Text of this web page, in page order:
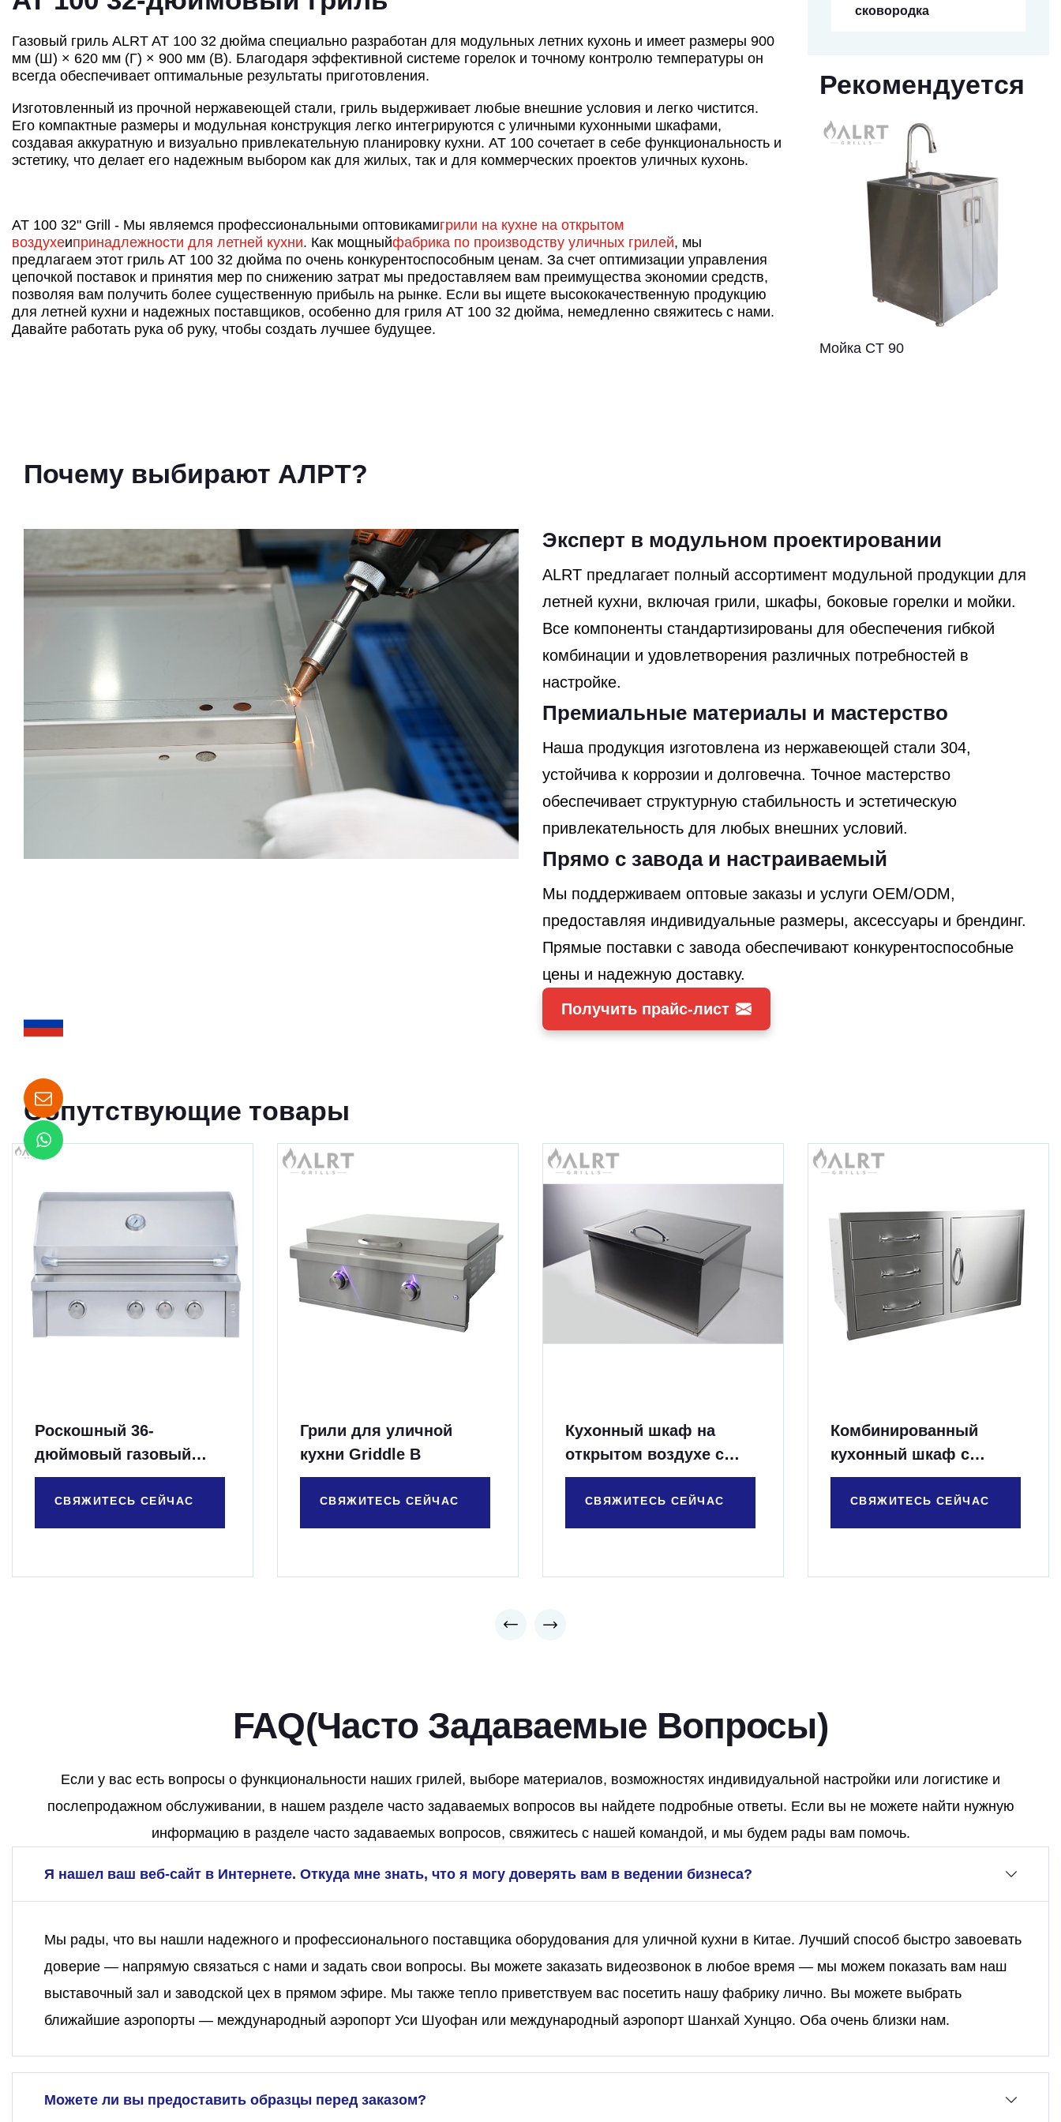
Газовый гриль ALRT AT 100 32 дюйма специально разработан для модульных летних кухонь и имеет размеры 900
мм (Ш) × 620 мм (Г) × 900 мм (В). Благодаря эффективной системе горелок и точному контролю температуры он
всегда обеспечивает оптимальные результаты приготовления.
Изготовленный из прочной нержавеющей стали, гриль выдерживает любые внешние условия и легко чистится.
Его компактные размеры и модульная конструкция легко интегрируются с уличными кухонными шкафами,
создавая аккуратную и визуально привлекательную планировку кухни. AT 100 сочетает в себе функциональность и
эстетику, что делает его надежным выбором как для жилых, так и для коммерческих проектов уличных кухонь.
AT 100 32" Grill - Мы являемся профессиональными оптовикамигрили на кухне на открытом
воздухеипринадлежности для летней кухни. Как мощныйфабрика по производству уличных грилей, мы
предлагаем этот гриль AT 100 32 дюйма по очень конкурентоспособным ценам. За счет оптимизации управления
цепочкой поставок и принятия мер по снижению затрат мы предоставляем вам преимущества экономии средств,
позволяя вам получить более существенную прибыль на рынке. Если вы ищете высококачественную продукцию
для летней кухни и надежных поставщиков, особенно для гриля AT 100 32 дюйма, немедленно свяжитесь с нами.
Давайте работать рука об руку, чтобы создать лучшее будущее.
сковородка
Рекомендуется
Мойка CT 90
Почему выбирают АЛРТ?
Эксперт в модульном проектировании
ALRT предлагает полный ассортимент модульной продукции для
летней кухни, включая грили, шкафы, боковые горелки и мойки.
Все компоненты стандартизированы для обеспечения гибкой
комбинации и удовлетворения различных потребностей в
настройке.
Премиальные материалы и мастерство
Наша продукция изготовлена ​​из нержавеющей стали 304,
устойчива к коррозии и долговечна. Точное мастерство
обеспечивает структурную стабильность и эстетическую
привлекательность для любых внешних условий.
Прямо с завода и настраиваемый
Мы поддерживаем оптовые заказы и услуги OEM/ODM,
предоставляя индивидуальные размеры, аксессуары и брендинг.
Прямые поставки с завода обеспечивают конкурентоспособные
цены и надежную доставку.
Получить прайс-лист
Сопутствующие товары
Роскошный 36-
дюймовый газовый
гриль с 3 H-образными
литыми горелками
СВЯЖИТЕСЬ СЕЙЧАС
Грили для уличной
кухни Griddle B
СВЯЖИТЕСЬ СЕЙЧАС
Кухонный шкаф на
открытом воздухе с
контейнером для льда
СВЯЖИТЕСЬ СЕЙЧАС
Комбинированный
кухонный шкаф с
дверцей и ящиком
СВЯЖИТЕСЬ СЕЙЧАС
FAQ(Часто Задаваемые Вопросы)
Если у вас есть вопросы о функциональности наших грилей, выборе материалов, возможностях индивидуальной настройки или логистике и
послепродажном обслуживании, в нашем разделе часто задаваемых вопросов вы найдете подробные ответы. Если вы не можете найти нужную
информацию в разделе часто задаваемых вопросов, свяжитесь с нашей командой, и мы будем рады вам помочь.
Я нашел ваш веб-сайт в Интернете. Откуда мне знать, что я могу доверять вам в ведении бизнеса?
Мы рады, что вы нашли надежного и профессионального поставщика оборудования для уличной кухни в Китае. Лучший способ быстро завоевать
доверие — напрямую связаться с нами и задать свои вопросы. Вы можете заказать видеозвонок в любое время — мы можем показать вам наш
выставочный зал и заводской цех в прямом эфире. Мы также тепло приветствуем вас посетить нашу фабрику лично. Вы можете выбрать
ближайшие аэропорты — международный аэропорт Уси Шуофан или международный аэропорт Шанхай Хунцяо. Оба очень близки нам.
Можете ли вы предоставить образцы перед заказом?